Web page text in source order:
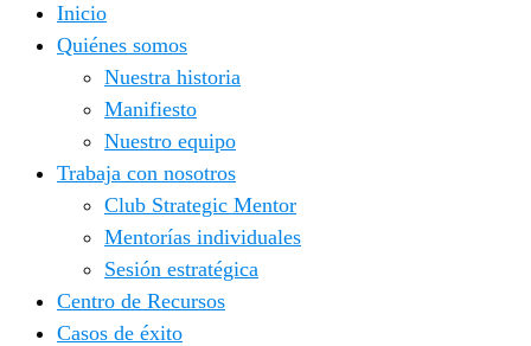
Inicio
Quiénes somos
Nuestra historia
Manifiesto
Nuestro equipo
Trabaja con nosotros
Club Strategic Mentor
Mentorías individuales
Sesión estratégica
Centro de Recursos
Casos de éxito